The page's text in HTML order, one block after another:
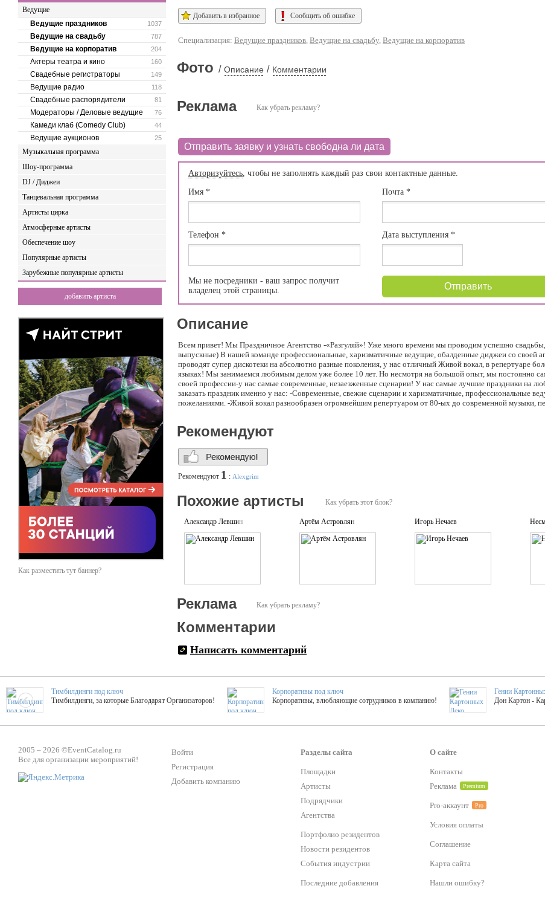
Ведущие
1037
Ведущие праздников
787
Ведущие на свадьбу
204
Ведущие на корпоратив
160
Актеры театра и кино
149
Свадебные регистраторы
118
Ведущие радио
81
Свадебные распорядители
76
Модераторы / Деловые ведущие
44
Камеди клаб (Comedy Club)
25
Ведущие аукционов
Музыкальная программа
Шоу-программа
DJ / Диджеи
Танцевальная программа
Артисты цирка
Атмосферные артисты
Обеспечение шоу
Популярные артисты
Зарубежные популярные артисты
добавить артиста
Как разместить тут баннер?
Добавить в избранное Сообщить об ошибке
Специализация: Ведущие праздников, Ведущие на свадьбу, Ведущие на корпоратив
Фото / Описание / Комментарии
Как убрать рекламу?
Реклама
Отправить заявку и узнать свободна ли дата
Авторизуйтесь, чтобы не заполнять каждый раз свои контактные данные.
Имя *
Телефон *
Мы не посредники - ваш запрос получит
владелец этой страницы.
Почта*
Дата выступления*
Отправить
Описание
Всем привет! Мы Праздничное Агентство -«Разгуляй»! Уже много времени мы проводим успешно
выпускные) В нашей команде профессиональные, харизматичные ведущие, обалденные диджеи со своей
проводят супер дискотеки на абсолютно разные поколения, у нас отличный Живой вокал, в репертуаре
языках! Мы занимаемся любимым делом уже более 10 лет. Но несмотря на большой опыт, мы постоянно
своей профессии-у нас самые современные, незаезженные сценарии! У нас самые лучшие праздники на
заказать праздник именно у нас: -Cовременные, свежие сценарии и харизматичные, профессиональные
пожеланиями. -Живой вокал разнообразен огромнейшим репертуаром от 80-ых до современной музыки,
Московской области. ! Важно-Мы подстраиваемся под каждого нашего заказчика, по цене мы всегда
Рекомендуют
Рекомендуют 1 : Alexgrim
Как убрать этот блок?
Похожие артисты
Александр Левшин Артём Астровлян Игорь Нечаев
Как убрать рекламу?
Реклама
Комментарии
Написать комментарий
Тимбилдинги под ключ
Тимбилдинги, за которые Благодарят Организаторов!
Корпоративы под ключ
Корпоративы, влюбляющие сотрудников в компанию!
Гении
Дон Картон -
ТОПовые мастер-классы на мероприятие! Гибкие цены!
ShowTex - Декор и Ди
Мастер-классы
ТОП 25 активностей! Смета за 15 минут!
Букинг компания №1
Оперативная информация о
Каждый второй заказ контента со скидкой в 15%
Хотите весело?
Тематический БАР от 50 000 р.
2005 – 2026 ©EventCatalog.ru
Все для организации мероприятий!
Войти
Регистрация
Добавить компанию
Разделы сайта
Площадки
Артисты
Подрядчики
Агентства
Портфолио резидентов
Новости резидентов
События индустрии
Последние добавления
О сайте
Контакты
Реклама
Premium
Pro-аккаунт Pro
Условия оплаты
Соглашение
Карта сайта
Нашли ошибку?